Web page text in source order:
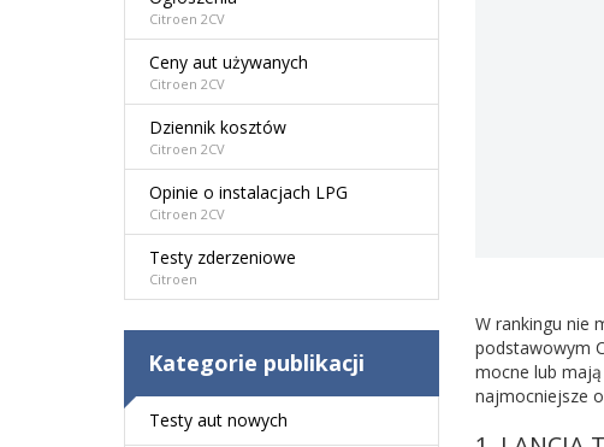
W rankingu nie
podstawowym
mocne lub
najmocniejsze
Citroen 2CV
Ceny aut używanych
Citroen 2CV
Dziennik kosztów
Citroen 2CV
Opinie o instalacjach LPG
Citroen 2CV
Testy zderzeniowe
Citroen
Kategorie publikacji
Testy aut nowych